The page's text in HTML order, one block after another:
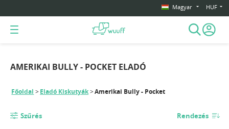
Magyar HUF
AMERIKAI BULLY - POCKET ELADÓ
Főoldal Eladó Kiskutyák Amerikai Bully - Pocket
Szűrés Rendezés